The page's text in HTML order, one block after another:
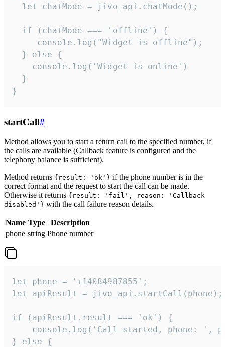
  let chatMode = jivo_api.chatMode();
  if (chatMode === 'offline') {
     console.log("Widget is offline");
  } else {
    console.log('Widget is online')
  }
}
startCall#
Method allows you to start a return call to the specified number, if
the calls are available (Callback feature is configured and the
telephony balance is sufficient).
Method returns {result: 'ok'} if the phone number is in the
correct format and the request to start the call can be made.
Otherwise it returns {result: 'fail', reason: 'Callback
disabled'} with the call failure reason details.
Name Type
Description
phone string Phone number
let phone = '+14084987855';
let apiResult = jivo_api.startCall(phone);
if (apiResult.result === 'ok') {
console.log('Call started, phone: ',
} else {